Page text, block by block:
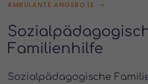
AMBULANTE ANGEBOTE
Familienhilfe
Sozialpädagogische